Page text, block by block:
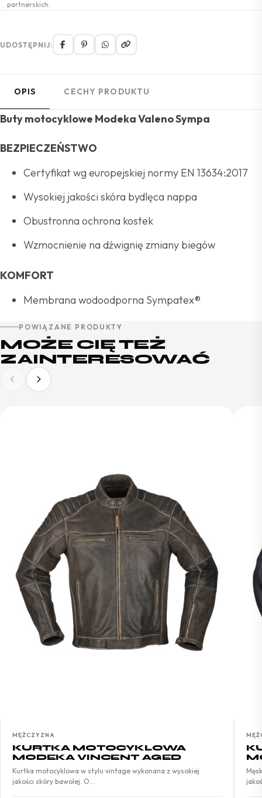
partnerskich.
UDOSTĘPNIJ:
OPIS CECHY PRODUKTU
Buty motocyklowe Modeka Valeno Sympa
BEZPIECZEŃSTWO
Certyfikat wg europejskiej normy EN 13634:2017
Wysokiej jakości skóra bydlęca nappa
Obustronna ochrona kostek
Wzmocnienie na dźwignię zmiany biegów
KOMFORT
Membrana wodoodporna Sympatex®
POWIĄZANE PRODUKTY
MOŻE CIĘ TEŻ
ZAINTERESOWAĆ
MĘŻCZYZNA
KURTKA MOTOCYKLOWA
MODEKA VINCENT AGED
Kurtka motocyklowa w stylu vintage wykonana z wysokiej
jakości skóry bawolej. O…